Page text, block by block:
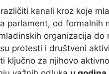
kanali kroz koje
parlament, od formalnih
organizacija do
protesti i društveni
ključno za njihovo